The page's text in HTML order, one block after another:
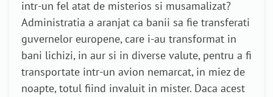
intr-un fel atat de misterios si musamalizat?
Administratia a aranjat ca banii sa fie transferati
guvernelor europene, care i-au transformat in
bani lichizi, in aur si in diverse valute, pentru a fi
transportate intr-un avion nemarcat, in miez de
noapte, totul fiind invaluit in mister. Daca acest